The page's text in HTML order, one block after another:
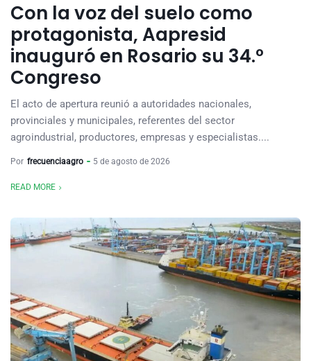
Con la voz del suelo como
protagonista, Aapresid
inauguró en Rosario su 34.º
Congreso
El acto de apertura reunió a autoridades nacionales,
provinciales y municipales, referentes del sector
agroindustrial, productores, empresas y especialistas....
Por frecuenciaagro 5 de agosto de 2026
READ MORE